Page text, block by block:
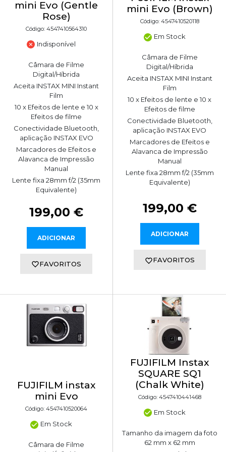
mini Evo (Gentle
Rose)
Código: 4547410564310
Indisponível
Câmara de Filme
Digital/Híbrida
Aceita INSTAX MINI Instant
Film
10 x Efeitos de lente e 10 x
Efeitos de filme
Conectividade Bluetooth,
aplicação INSTAX EVO
Marcadores de Efeitos e
Alavanca de Impressão
Manual
Lente fixa 28mm f/2 (35mm
Equivalente)
199,00 €
ADICIONAR
FAVORITOS
mini Evo (Brown)
Código: 4547410520118
Em Stock
Câmara de Filme
Digital/Híbrida
Aceita INSTAX MINI Instant
Film
10 x Efeitos de lente e 10 x
Efeitos de filme
Conectividade Bluetooth,
aplicação INSTAX EVO
Marcadores de Efeitos e
Alavanca de Impressão
Manual
Lente fixa 28mm f/2 (35mm
Equivalente)
199,00 €
ADICIONAR
FAVORITOS
FUJIFILM instax
mini Evo
Código: 4547410520064
Em Stock
Câmara de Filme
FUJIFILM Instax
SQUARE SQ1
(Chalk White)
Código: 4547410441468
Em Stock
Tamanho da imagem da foto
62 mm x 62 mm